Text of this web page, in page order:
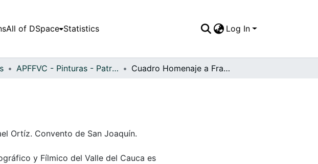
All of DSpace Statistics Log In
APFFVC - Pinturas - Patrimonial Cuadro Homenaje a Fray Rafael Ortíz
Ortíz. Convento de San Joaquín.
y Fílmico del Valle del Cauca es